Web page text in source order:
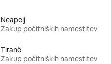
Neapelj
Zakup počitniških namestitev
Tiranë
Zakup počitniških namestitev